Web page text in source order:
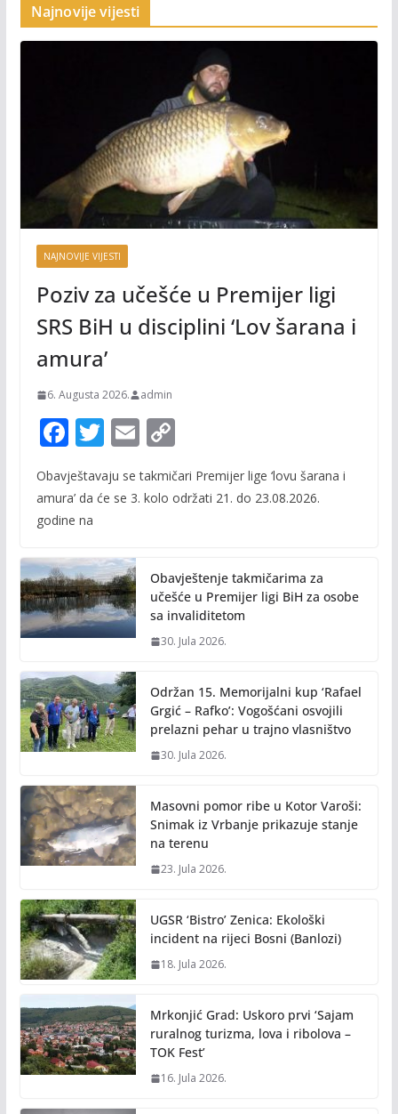
Najnovije vijesti
NAJNOVIJE VIJESTI
Poziv za učešće u Premijer ligi
SRS BiH u disciplini ‘Lov šarana i
amura’
6. Augusta 2026. admin
F
ac
e
b
o
k
T
itt
E
m
ai
C
o
p
n
k
Obavještavaju se takmičari Premijer lige ‘lovu šarana i
amura’ da će se 3. kolo održati 21. do 23.08.2026.
godine na
Obavještenje takmičarima za
učešće u Premijer ligi BiH za osobe
sa invaliditetom
30. Jula 2026.
Održan 15. Memorijalni kup ‘Rafael
Grgić – Rafko’: Vogošćani osvojili
prelazni pehar u trajno vlasništvo
30. Jula 2026.
Masovni pomor ribe u Kotor Varoši:
Snimak iz Vrbanje prikazuje stanje
na terenu
23. Jula 2026.
UGSR ‘Bistro’ Zenica: Ekološki
incident na rijeci Bosni (Banlozi)
18. Jula 2026.
Mrkonjić Grad: Uskoro prvi ‘Sajam
ruralnog turizma, lova i ribolova –
TOK Fest’
16. Jula 2026.